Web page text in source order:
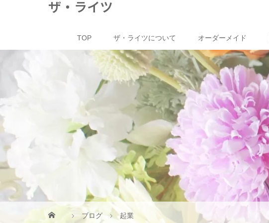
ザ・ライツ
TOP ザ・ライツについて オーダーメイド
ブログ 起業